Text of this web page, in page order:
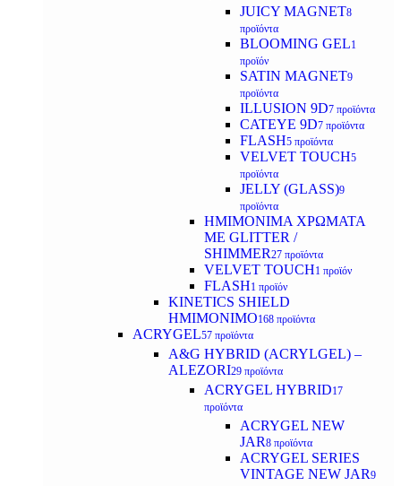
JUICY MAGNET8
προϊόντα
BLOOMING GEL1
προϊόν
SATIN MAGNET9
προϊόντα
ILLUSION 9D7 προϊόντα
CATEYE 9D7 προϊόντα
FLASH5 προϊόντα
VELVET TOUCH5
προϊόντα
JELLY (GLASS)9
προϊόντα
ΗΜΙΜΟΝΙΜA ΧΡΩΜΑΤΑ
ΜΕ GLITTER /
SHIMMER27 προϊόντα
VELVET TOUCH1 προϊόν
FLASH1 προϊόν
KINETICS SHIELD
ΗΜΙΜΟΝΙΜΟ168 προϊόντα
ACRYGEL57 προϊόντα
A&G HYBRID (ACRYLGEL) –
ALEZORI29 προϊόντα
ACRYGEL HYBRID17
προϊόντα
ACRYGEL NEW
JAR8 προϊόντα
ACRYGEL SERIES
VINTAGE NEW JAR9